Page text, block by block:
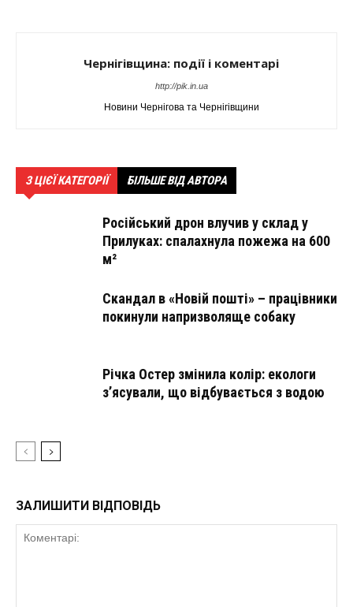
Чернігівщина: події і коментарі
http://pik.in.ua
Новини Чернігова та Чернігівщини
З ЦІЄЇ КАТЕГОРІЇ БІЛЬШЕ ВІД АВТОРА
Російський дрон влучив у склад у
Прилуках: спалахнула пожежа на 600
м²
Скандал в «Новій пошті» – працівники
покинули напризволяще собаку
Річка Остер змінила колір: екологи
з’ясували, що відбувається з водою
ЗАЛИШИТИ ВІДПОВІДЬ